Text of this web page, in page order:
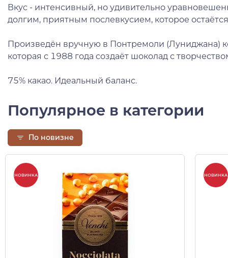
Вкус - интенсивный, но удивительно
долгим, приятным послевкусием, которое
Произведён вручную в Понтремоли (Луниджана)
которая с 1988 года создаёт шоколад с
75% какао. Идеальный баланс.
Популярное в категории
По новизне
НОВИНКА НОВИНКА